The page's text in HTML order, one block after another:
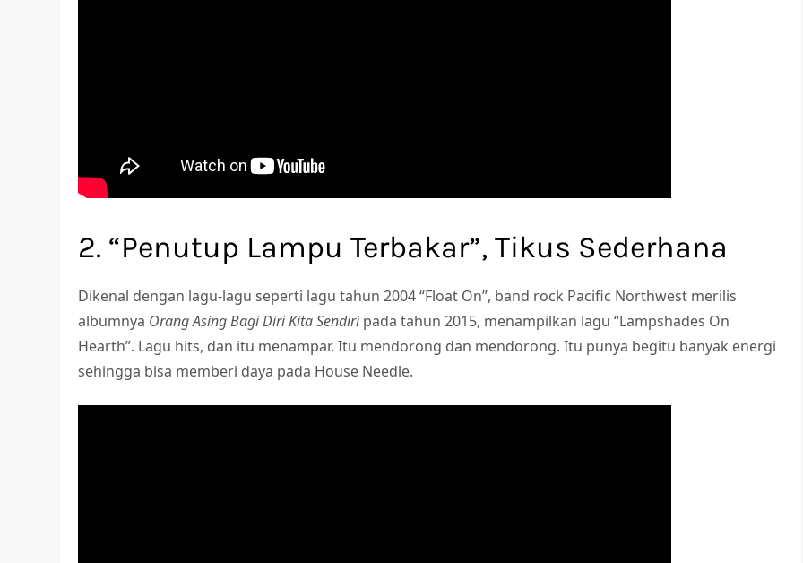
2. “Penutup Lampu Terbakar”, Tikus Sederhana
Dikenal dengan lagu-lagu seperti lagu tahun 2004 “Float On”, band rock Pacific Northwest merilis
albumnya Orang Asing Bagi Diri Kita Sendiripada tahun 2015, menampilkan lagu “Lampshades On
Hearth”. Lagu hits, dan itu menampar. Itu mendorong dan mendorong. Itu punya begitu banyak energi
sehingga bisa memberi daya pada House Needle.